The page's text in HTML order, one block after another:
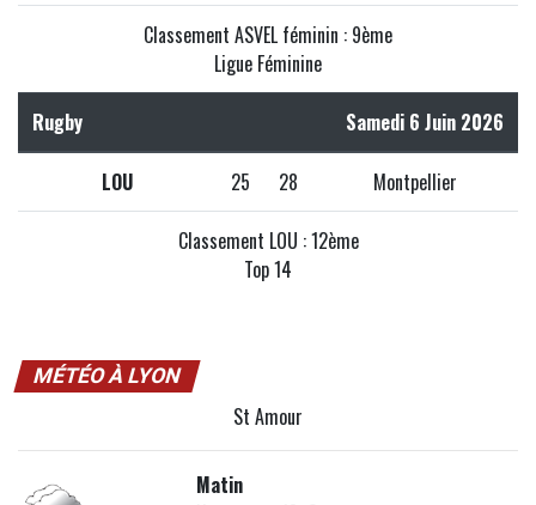
Classement ASVEL féminin : 9ème
Ligue Féminine
Rugby Samedi 6 Juin 2026
LOU 25 28 Montpellier
Classement LOU : 12ème
Top 14
MÉTÉO À LYON
St Amour
Matin